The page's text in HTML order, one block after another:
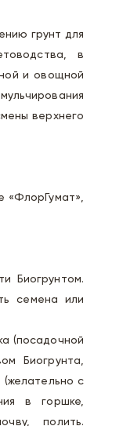
грунт для
в
и овощной
верхнего
«ФлорГумат»,
Биогрунтом.
семена или
(посадочной
Биогрунта,
(желательно с
в горшке,
полить.